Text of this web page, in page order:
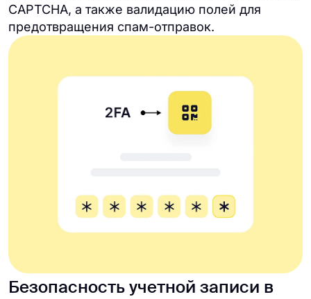
CAPTCHA, а также валидацию полей для
предотвращения спам-отправок.
Безопасность учетной записи в